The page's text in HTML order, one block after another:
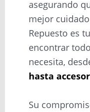
asegurando
mejor
Repuesto es
encontrar
necesita,
hasta
Su